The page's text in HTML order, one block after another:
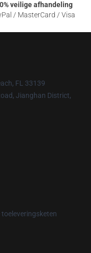
veilige afhandeling
/ MasterCard / Visa
FL 33139
Jianghan District,